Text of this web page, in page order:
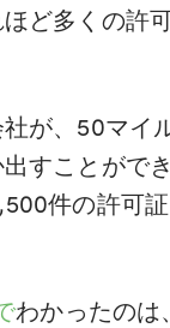
ど多くの許
が、50マイ
すことがで
件の許可
わかったのは